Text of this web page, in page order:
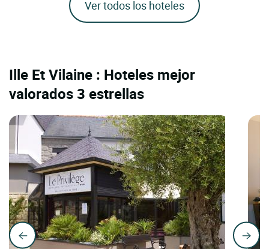
Ver todos los hoteles
Ille Et Vilaine : Hoteles mejor
valorados 3 estrellas